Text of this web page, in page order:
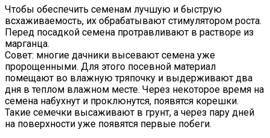
Чтобы обеспечить семенам лучшую и быструю
всхаживаемость, их обрабатывают стимулятором роста.
Перед посадкой семена протравливают в растворе из
марганца.
Совет: многие дачники высевают семена уже
пророщенными. Для этого посевной материал
помещают во влажную тряпочку и выдерживают два
дня в теплом влажном месте. Через некоторое время на
семена набухнут и проклюнутся, появятся корешки.
Такие семечки высаживают в грунт, а через пару дней
на поверхности уже появятся первые побеги.